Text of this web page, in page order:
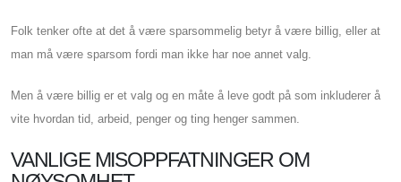
Folk tenker ofte at det å være sparsommelig betyr å være billig, eller at
man må være sparsom fordi man ikke har noe annet valg.
Men å være billig er et valg og en måte å leve godt på som inkluderer å
vite hvordan tid, arbeid, penger og ting henger sammen.
VANLIGE MISOPPFATNINGER OM